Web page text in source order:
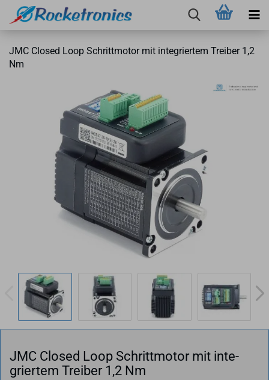
JMC Clo­sed Loop Schritt­mo­tor mit in­te­grier­tem Trei­ber 1,2
Nm
JMC Clo­sed Loop Schritt­mo­tor mit in­te­
grier­tem Trei­ber 1,2 Nm